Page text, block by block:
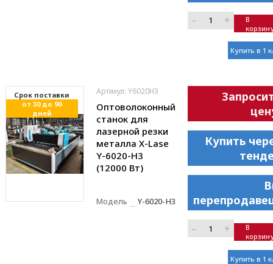
– +
В
Купить в 1
Cрок поставки
от 30 до 90
дней
Артикул: Y6020H3
Оптоволоконный
станок для
лазерной резки
металла X-Lase
Y-6020-H3
(12000 Вт)
Модель Y-6020-H3
Купить
– +
В
Купить в 1